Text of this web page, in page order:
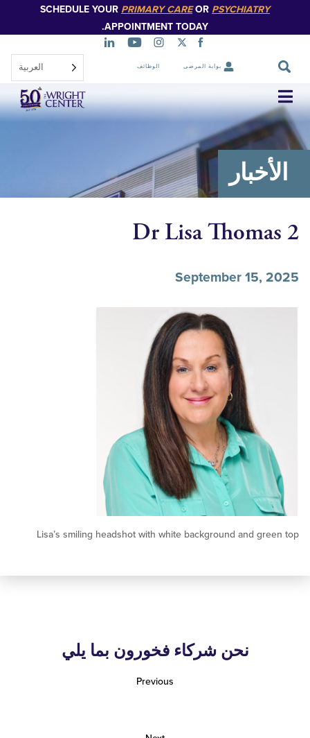
الرئيسي
SCHEDULE YOURPRIMARY CAREOR
APPOINTMENT TODAY.
بوابة المرضى الوظائف العربية‏
تخطي
التنقل
Dr Lisa
September
Lisa’s smiling headshot with white background and
نحن شركاء فخورون بما يلي